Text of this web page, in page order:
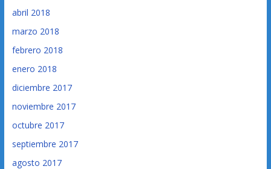
abril 2018
marzo 2018
febrero 2018
enero 2018
diciembre 2017
noviembre 2017
octubre 2017
septiembre 2017
agosto 2017